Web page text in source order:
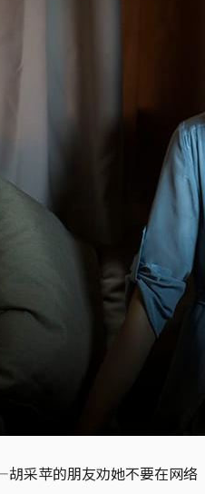
采苹的朋友劝她不要在网络